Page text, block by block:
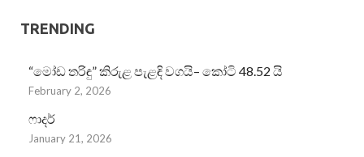
TRENDING
“මෝඩ තරිඳු” කිරුළ පැළඳි වගයි– කෝටි 48.52 යි
February 2, 2026
ෆාදර්
January 21, 2026